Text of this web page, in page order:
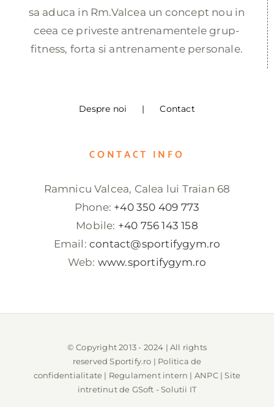
sa aduca in Rm.Valcea un concept nou in
ceea ce priveste antrenamentele grup-
fitness, forta si antrenamente personale.
Despre noi Contact
CONTACT INFO
Ramnicu Valcea, Calea lui Traian 68
Phone: +40 350 409 773
Mobile: +40 756 143 158
Email: contact@sportifygym.ro
Web: www.sportifygym.ro
© Copyright 2013 - 2024 | All rights
reservedSportify.ro | Politica de
confidentialitate | Regulament intern | ANPC| Site
intretinut de GSoft - Solutii IT